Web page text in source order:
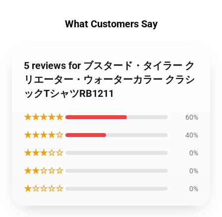
What Customers Say
5 reviews for ブスタード・タイラー ク
リエーター・ウォーターカラー クラシ
ックTシャツRB1211
★★★★★ 60%
★★★★☆ 40%
★★★☆☆ 0%
★★☆☆☆ 0%
★☆☆☆☆ 0%